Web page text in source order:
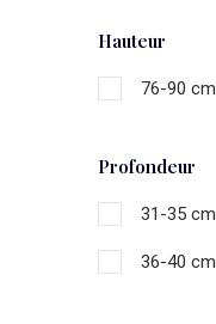
Hauteur
76-90 cm
Profondeur
31-35 cm
36-40 cm